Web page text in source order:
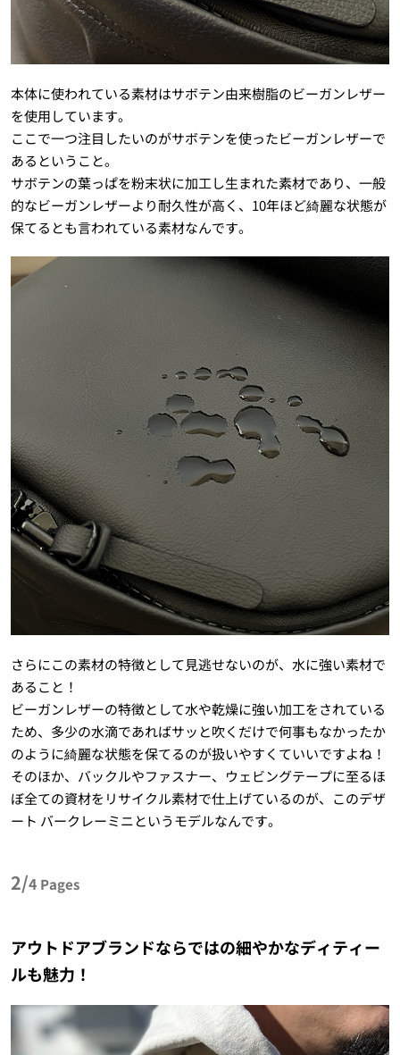
本体に使われている素材はサボテン由来樹脂のビーガンレザー
を使用しています。
ここで一つ注目したいのがサボテンを使ったビーガンレザーで
あるということ。
サボテンの葉っぱを粉末状に加工し生まれた素材であり、一般
的なビーガンレザーより耐久性が高く、10年ほど綺麗な状態が
保てるとも言われている素材なんです。
さらにこの素材の特徴として見逃せないのが、水に強い素材で
あること！
ビーガンレザーの特徴として水や乾燥に強い加工をされている
ため、多少の水滴であればサッと吹くだけで何事もなかったか
のように綺麗な状態を保てるのが扱いやすくていいですよね！
そのほか、バックルやファスナー、ウェビングテープに至るほ
ぼ全ての資材をリサイクル素材で仕上げているのが、このデザ
ート バークレーミニというモデルなんです。
2/4 Pages
アウトドアブランドならではの細やかなディティー
ルも魅力！